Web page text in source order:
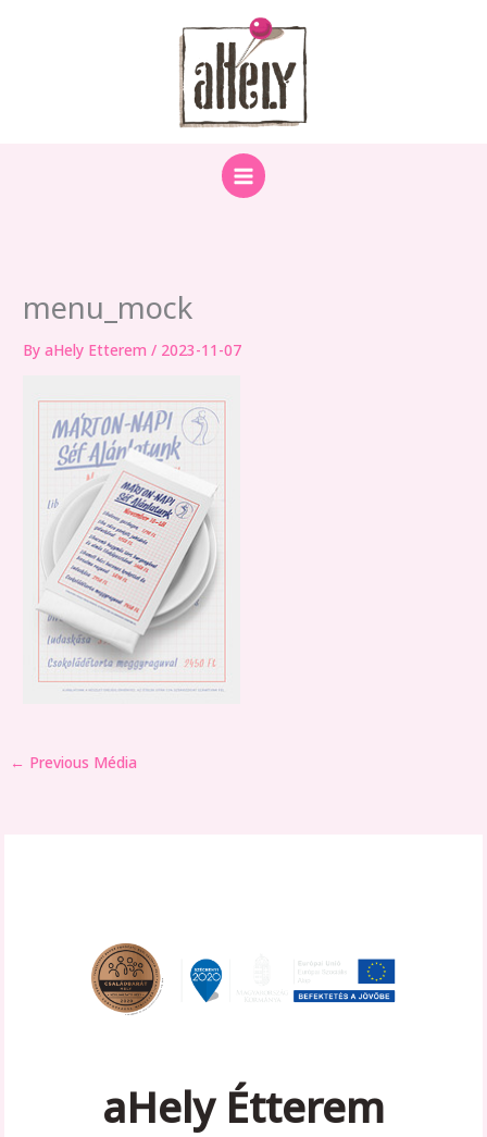
menu_mock
ByaHely Etterem/ 2023-11-07
← Previous Média
aHely Étterem